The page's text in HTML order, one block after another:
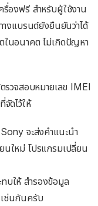
รื่องฟรี สำหรับผู้ใช้งาน
งแบรนด์ยังยืนยันว่าได้
ในอนาคต ไม่เกิดปัญหา
รวจสอบหมายเลข IMEI
จัดไว้ให้
จะส่งคำแนะนำ
นใหม่ โปรแกรมเปลี่ยน
บให้ สำรองข้อมูล
เช่นกันครับ